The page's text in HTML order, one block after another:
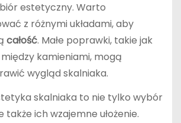
estetyczny. Warto
z różnymi układami, aby
całość. Małe poprawki, takie jak
kamieniami, mogą
wygląd skalniaka.
skalniaka to nie tylko wybór
ich wzajemne ułożenie.